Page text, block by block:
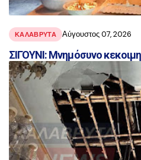
ΚΑΛΑΒΡΥΤΑ Αύγουστος 07, 2026
ΣΙΓΟΥΝΙ: Μνημόσυνο